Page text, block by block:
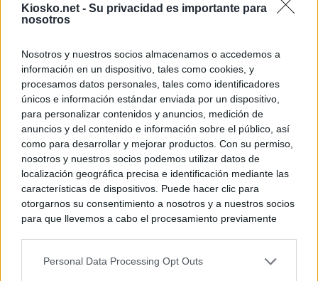
Kiosko.net - Su privacidad es importante para
nosotros
Nosotros y nuestros socios almacenamos o accedemos a
información en un dispositivo, tales como cookies, y
procesamos datos personales, tales como identificadores
únicos e información estándar enviada por un dispositivo,
para personalizar contenidos y anuncios, medición de
anuncios y del contenido e información sobre el público, así
como para desarrollar y mejorar productos. Con su permiso,
nosotros y nuestros socios podemos utilizar datos de
localización geográfica precisa e identificación mediante las
características de dispositivos. Puede hacer clic para
otorgarnos su consentimiento a nosotros y a nuestros socios
para que llevemos a cabo el procesamiento previamente
negar su consentimiento. Tenga en cuenta que algún
Personal Data Processing Opt Outs
para Italia con
© Kiosko.net Aviso Legal Privacidad y Cookies